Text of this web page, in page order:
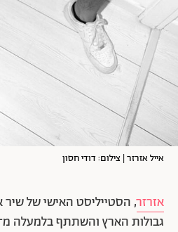
אייל אזרזר | צילום: דודי חסון
אזרזר, הסטייליסט האישי של